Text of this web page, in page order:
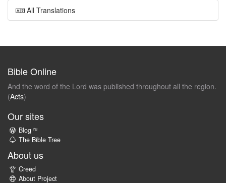
All Translations
Bible Online
And the word of the Lord was published throughout all the region.
(Acts)
Our sites
Blog ru
The Bible Tree
About us
Creed
About Project